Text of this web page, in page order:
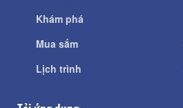
Khám phá
Mua sắm
Lịch trình